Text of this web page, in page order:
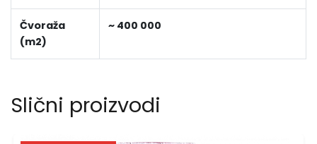
Čvoraža
(m2)
~ 400 000
Slični proizvodi